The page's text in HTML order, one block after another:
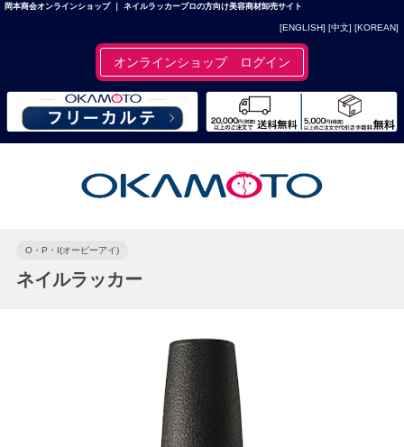
岡本商会オンラインショップ ｜ ネイルラッカープロの方向け美容商材卸売サイト
[ENGLISH] [中文] [KOREAN]
オンラインショップ ログイン
O・P・I(オーピーアイ)
ネイルラッカー